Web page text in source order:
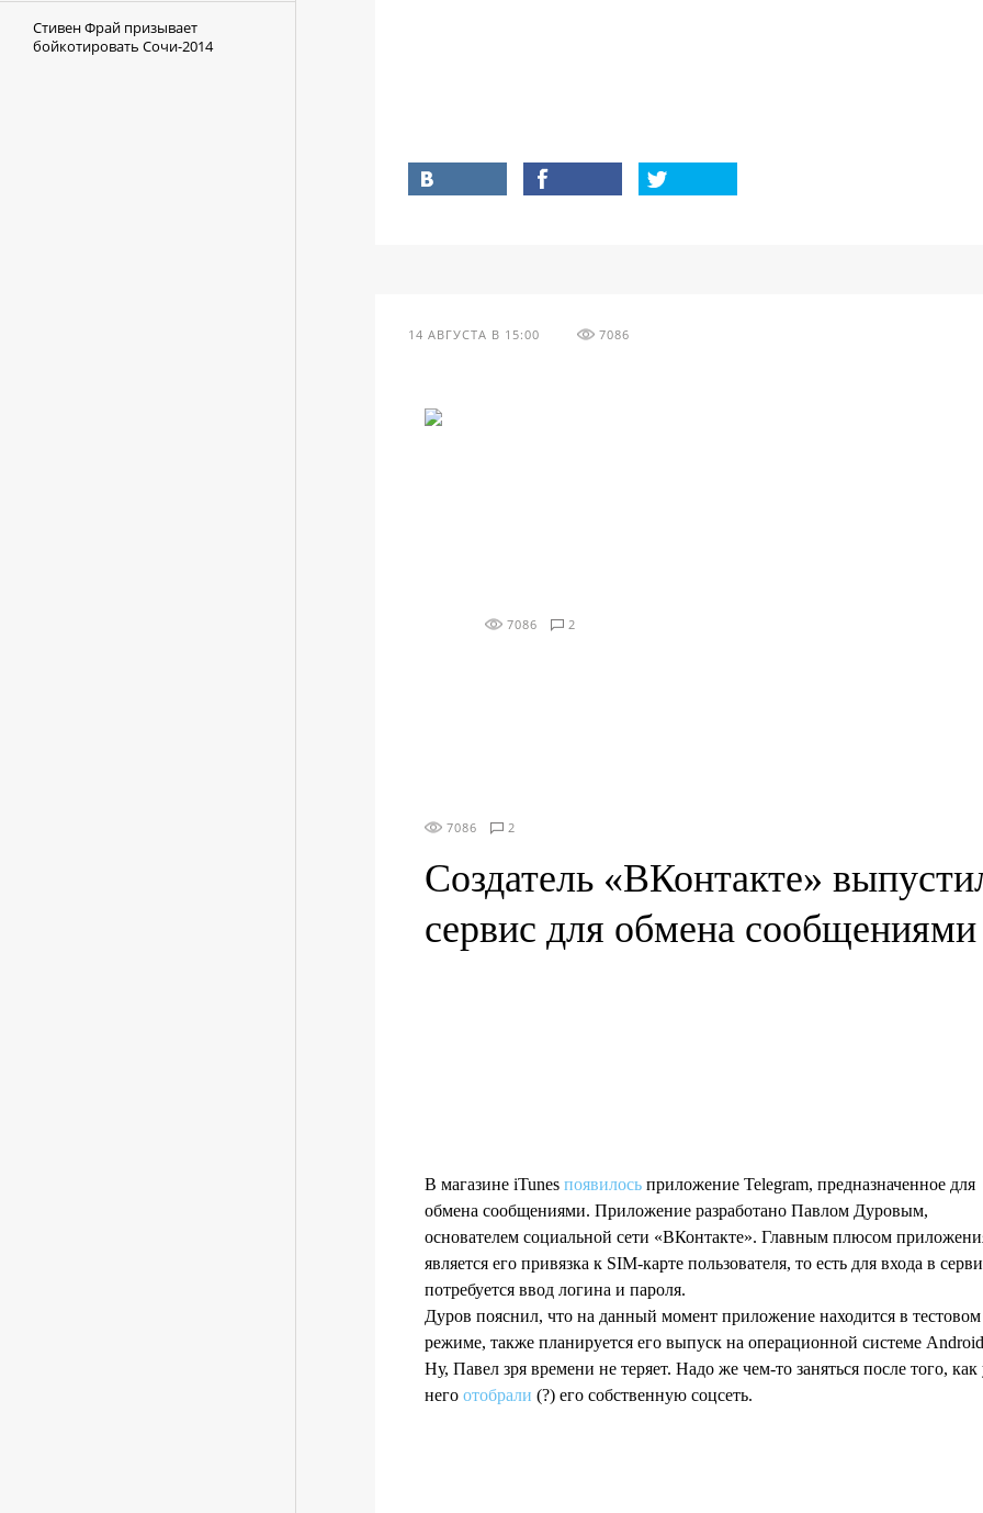
Стивен Фрай призывает
бойкотировать Сочи-2014
14 АВГУСТА В 15:00 7086
7086 2
7086 2
Создатель «ВКонтакте»
сервис для обмена сообщениями
В магазине iTunes появилось приложение Telegram, предназначенное для
обмена сообщениями. Приложение разработано Павлом Дуровым,
основателем социальной сети «ВКонтакте». Главным плюсом
является его привязка к SIM-карте пользователя, то есть для входа в
потребуется ввод логина и пароля.
Дуров пояснил, что на данный момент приложение находится в тестовом
режиме, также планируется его выпуск на операционной системе
Ну, Павел зря времени не теряет. Надо же чем-то заняться после того, как
него отобрали (?) его собственную соцсеть.